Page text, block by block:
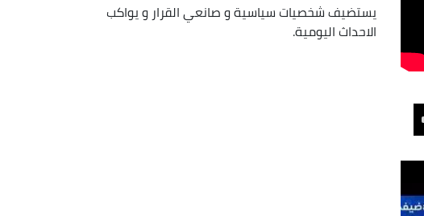
increase
يستضيف شخصيات سياسية و صانعي القرار و يواكب
الاحداث اليومية.